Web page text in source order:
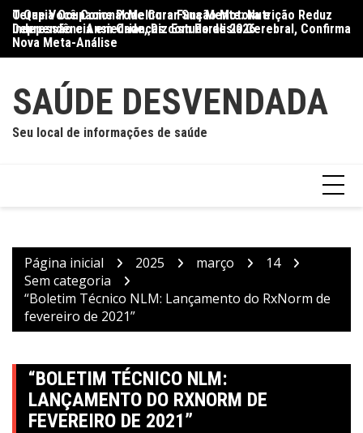
para
conteúdo
O Que Você Come Pode Curar Sua Mente: Nutrição Reduz
Depressão e Ansiedade, Diz Estudo de 2026
Terapia Ocupacional Melhora Função Motora e
Independência em Crianças com Paralisia Cerebral, Confirma
Nova Meta-Análise
SAÚDE DESVENDADA
Seu local de informações de saúde
Página inicial 2025 março
14
Sem categoria
“Boletim Técnico NLM: Lançamento do RxNorm de
fevereiro de 2021”
“BOLETIM TÉCNICO NLM:
LANÇAMENTO DO RXNORM DE
FEVEREIRO DE 2021”